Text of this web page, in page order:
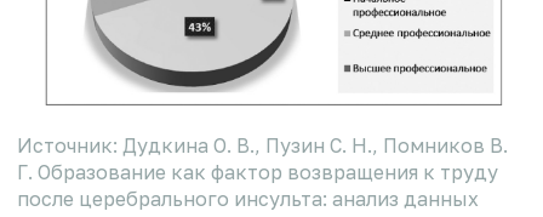
Источник: Дудкина О. В., Пузин С. Н., Помников В.
Г. Образование как фактор возвращения к труду
после церебрального инсульта: анализ данных